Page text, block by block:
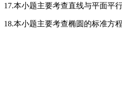
17.本小题主要考查直线与平面平
18.本小题主要考查椭圆的标准方